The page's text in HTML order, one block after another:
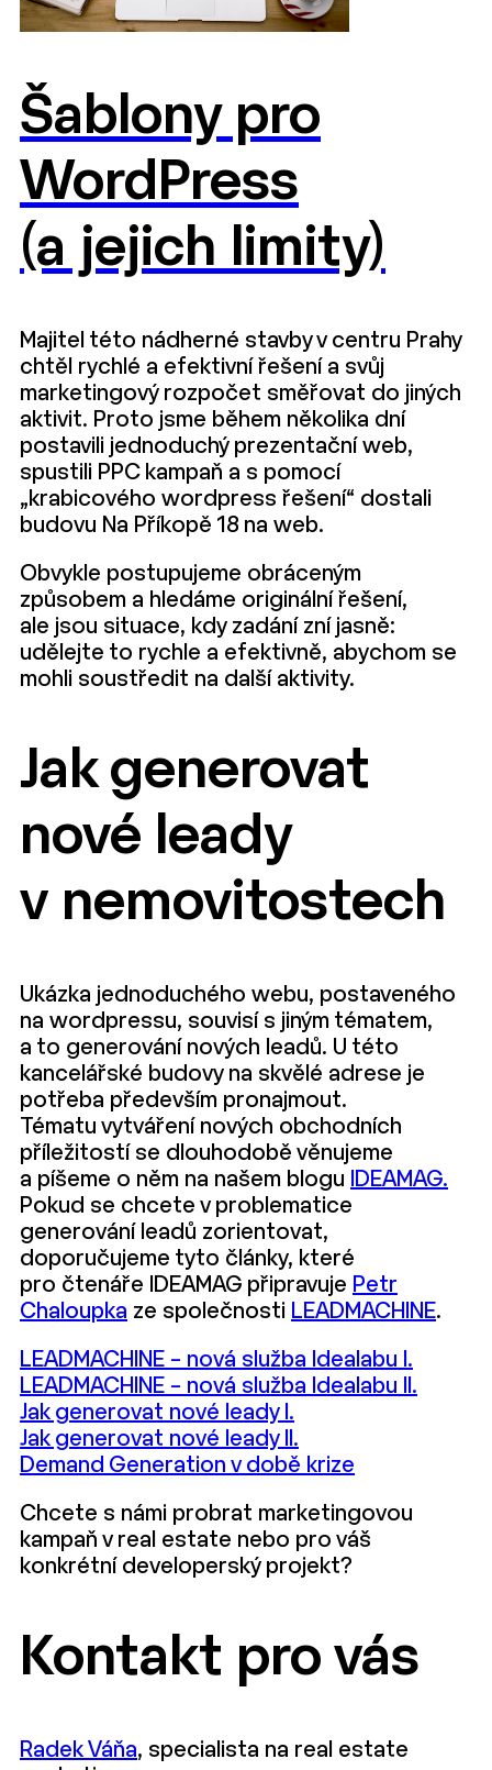
Šablony pro
WordPress
(a jejich limity)
Majitel této nádherné stavby v centru Prahy
chtěl rychlé a efektivní řešení a svůj
marketingový rozpočet směřovat do jiných
aktivit. Proto jsme během několika dní
postavili jednoduchý prezentační web,
spustili PPC kampaň a s pomocí
„krabicového wordpress řešení“ dostali
budovu Na Příkopě 18 na web.
Obvykle postupujeme obráceným
způsobem a hledáme originální řešení,
ale jsou situace, kdy zadání zní jasně:
udělejte to rychle a efektivně, abychom se
mohli soustředit na další aktivity.
Jak generovat
nové leady
v nemovitostech
Ukázka jednoduchého webu, postaveného
na wordpressu, souvisí s jiným tématem,
a to generování nových leadů. U této
kancelářské budovy na skvělé adrese je
potřeba především pronajmout.
Tématu vytváření nových obchodních
příležitostí se dlouhodobě věnujeme
a píšeme o něm na našem blogu
IDEAMAG.
Pokud se chcete v problematice
generování leadů zorientovat,
doporučujeme tyto články, které
pro čtenáře IDEAMAG připravuje Petr
Chaloupka ze společnosti LEADMACHINE.
LEADMACHINE – nová služba Idealabu I.
LEADMACHINE – nová služba Idealabu II.
Jak generovat nové leady I.
Jak generovat nové leady II.
Demand Generation v době krize
Chcete s námi probrat marketingovou
kampaň v real estate nebo pro váš
konkrétní developerský projekt?
Kontakt pro vás
Radek Váňa, specialista na real estate